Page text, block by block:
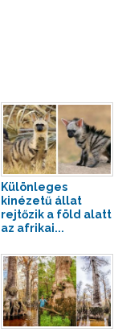
Különleges
kinézetű állat
rejtőzik a föld alatt
az afrikai...